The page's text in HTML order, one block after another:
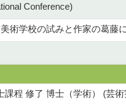
Conference)
術学校の試みと作家の葛
程 修了 博士（学術） (芸術